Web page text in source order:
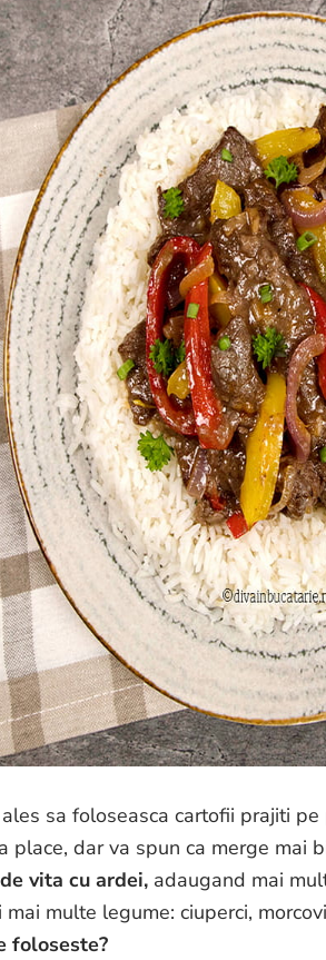
sa foloseasca cartofii prajiti
place, dar va spun ca merge mai
vita cu ardei, adaugand mai
multe legume: ciuperci,
foloseste?